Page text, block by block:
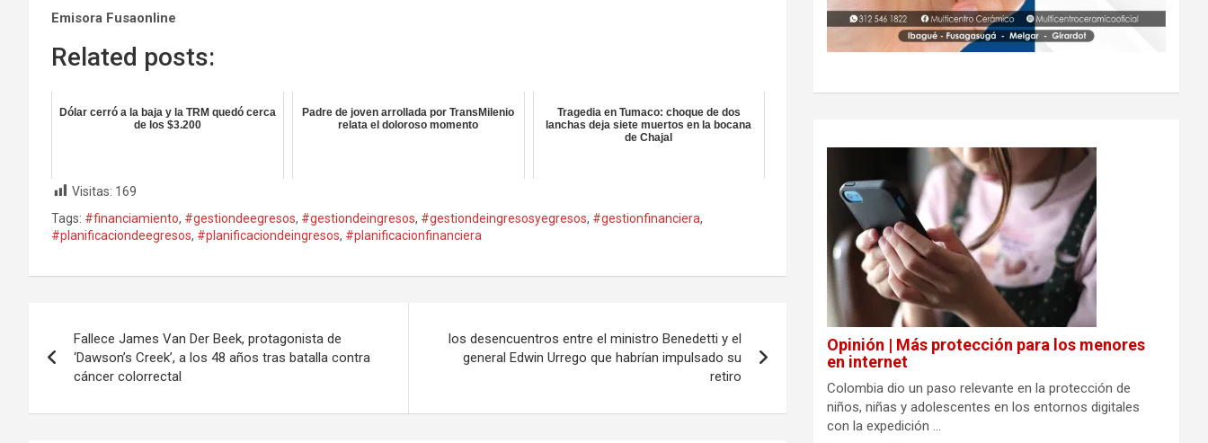
Emisora Fusaonline
Related posts:
Dólar cerró a la baja y la TRM quedó cerca
de los $3.200
Padre de joven arrollada por TransMilenio
relata el doloroso momento
Tragedia en Tumaco: choque de dos
lanchas deja siete muertos en la bocana
de Chajal
Visitas: 169
Tags: #financiamiento, #gestiondeegresos, #gestiondeingresos, #gestiondeingresosyegresos, #gestionfinanciera,
#planificaciondeegresos, #planificaciondeingresos, #planificacionfinanciera
de
Fallece James Van Der Beek, protagonista de
‘Dawson’s Creek’, a los 48 años tras batalla contra
cáncer colorrectal
los desencuentros entre el ministro Benedetti y el
general Edwin Urrego que habrían impulsado su
retiro
Opinión | Más protección para los menores
en internet
Colombia dio un paso relevante en la protección de
niños, niñas y adolescentes en los entornos digitales
con la expedición ...